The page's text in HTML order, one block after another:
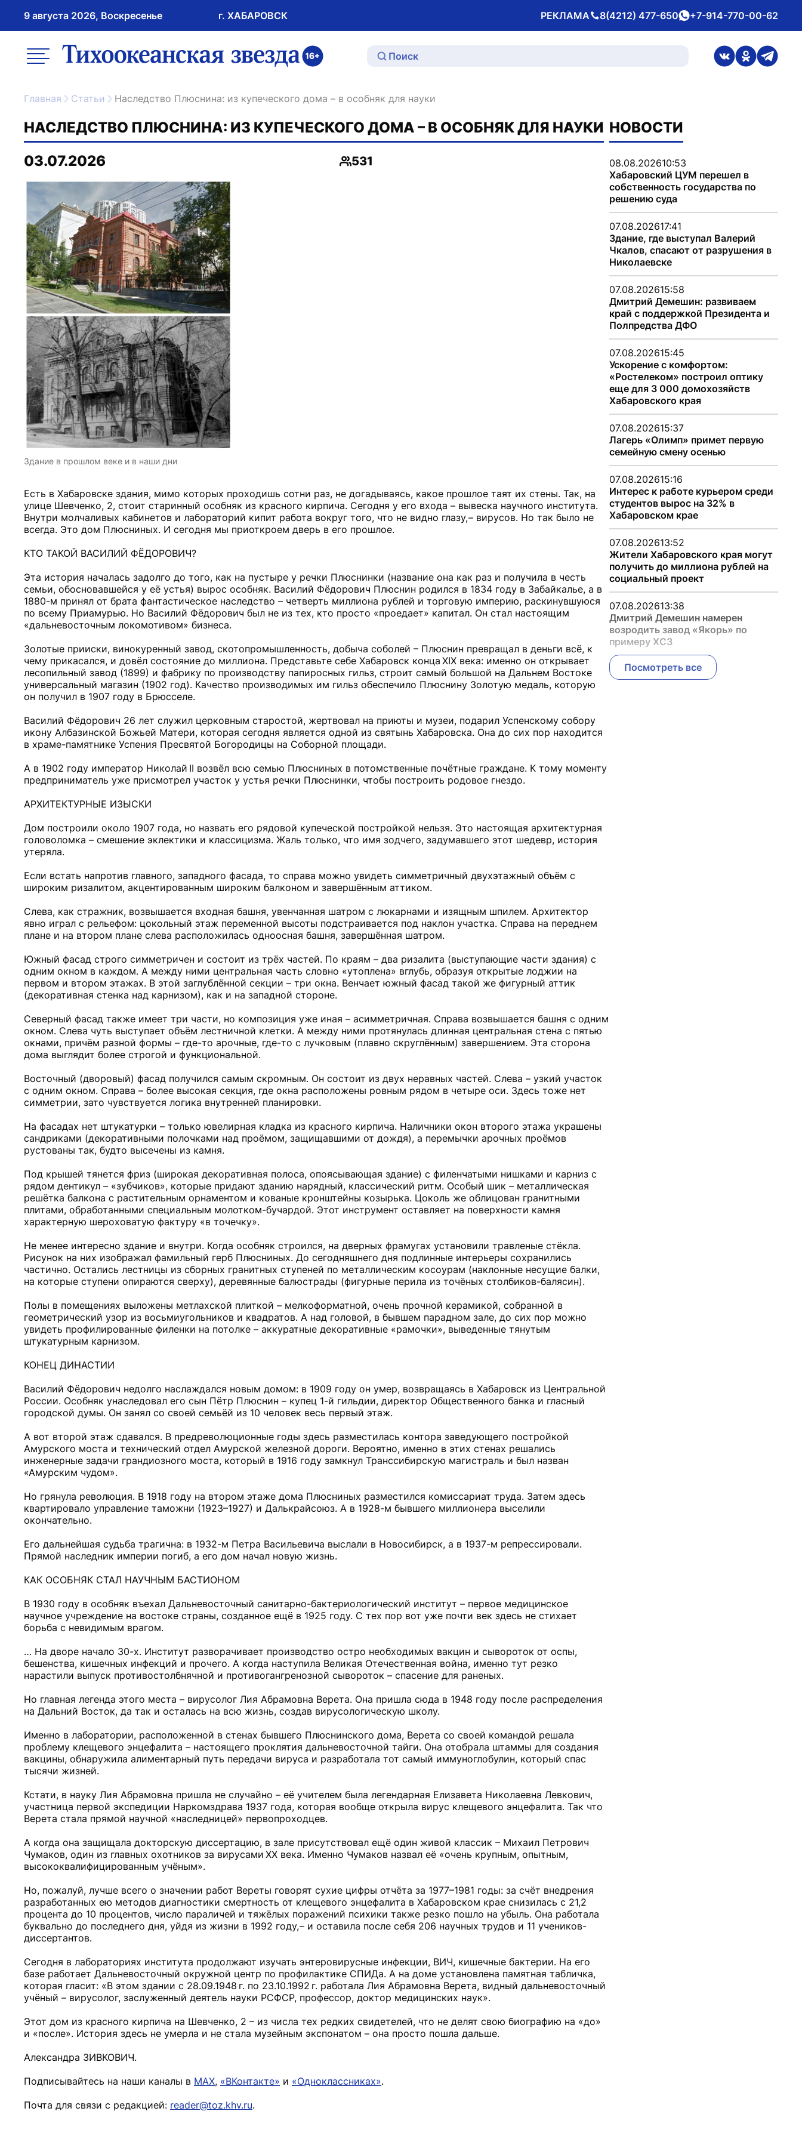
9 августа 2026, Воскресенье г. ХАБАРОВСК РЕКЛАМА
Телефон 8(4212) 477-650whatsApp
+7-914-770-00-62
меню ссылка на главную
ссылка на
ссылка на
Главная Статьи Наследство Плюснина: из купеческого дома – в особняк для науки
НАСЛЕДСТВО ПЛЮСНИНА: ИЗ КУПЕЧЕСКОГО ДОМА – В ОСОБНЯК ДЛЯ НАУКИ
03.07.2026
Просмотры
531
Здание в прошлом веке и в наши дни
Есть в Хабаровске здания, мимо которых проходишь сотни раз, не догадываясь, какое прошлое таят их стены. Так, на
улице Шевченко, 2, стоит старинный особняк из красного кирпича. Сегодня у его входа – вывеска научного института.
Внутри молчаливых кабинетов и лабораторий кипит работа вокруг того, что не видно глазу, – вирусов. Но так было не
всегда. Это дом Плюсниных. И сегодня мы приоткроем дверь в его прошлое.
КТО ТАКОЙ ВАСИЛИЙ ФЁДОРОВИЧ?
Эта история началась задолго до того, как на пустыре у речки Плюснинки (название она как раз и получила в честь
семьи, обосновавшейся у её устья) вырос особняк. Василий Фёдорович Плюснин родился в 1834 году в Забайкалье, а в
1880-м принял от брата фантастическое наследство – четверть миллиона рублей и торговую империю, раскинувшуюся
по всему Приамурью. Но Василий Фёдорович был не из тех, кто просто «проедает» капитал. Он стал настоящим
«дальневосточным локомотивом» бизнеса.
Золотые прииски, винокуренный завод, скотопромышленность, добыча соболей – Плюснин превращал в деньги всё, к
чему прикасался, и довёл состояние до миллиона. Представьте себе Хабаровск конца XIX века: именно он открывает
лесопильный завод (1899) и фабрику по производству папиросных гильз, строит самый большой на Дальнем Востоке
универсальный магазин (1902 год). Качество производимых им гильз обеспечило Плюснину Золотую медаль, которую
он получил в 1907 году в Брюсселе.
Василий Фёдорович 26 лет служил церковным старостой, жертвовал на приюты и музеи, подарил Успенскому собору
икону Албазинской Божьей Матери, которая сегодня является одной из святынь Хабаровска. Она до сих пор находится
в храме-памятнике Успения Пресвятой Богородицы на Соборной площади.
А в 1902 году император Николай II возвёл всю семью Плюсниных в потомственные почётные граждане. К тому моменту
предприниматель уже присмотрел участок у устья речки Плюснинки, чтобы построить родовое гнездо.
АРХИТЕКТУРНЫЕ ИЗЫСКИ
Дом построили около 1907 года, но назвать его рядовой купеческой постройкой нельзя. Это настоящая архитектурная
головоломка – смешение эклектики и классицизма. Жаль только, что имя зодчего, задумавшего этот шедевр, история
утеряла.
Если встать напротив главного, западного фасада, то справа можно увидеть симметричный двухэтажный объём с
широким ризалитом, акцентированным широким балконом и завершённым аттиком.
Слева, как стражник, возвышается входная башня, увенчанная шатром с люкарнами и изящным шпилем. Архитектор
явно играл с рельефом: цокольный этаж переменной высоты подстраивается под наклон участка. Справа на переднем
плане и на втором плане слева расположилась одноосная башня, завершённая шатром.
Южный фасад строго симметричен и состоит из трёх частей. По краям – два ризалита (выступающие части здания) с
одним окном в каждом. А между ними центральная часть словно «утоплена» вглубь, образуя открытые лоджии на
первом и втором этажах. В этой заглублённой секции – три окна. Венчает южный фасад такой же фигурный аттик
(декоративная стенка над карнизом), как и на западной стороне.
Северный фасад также имеет три части, но композиция уже иная – асимметричная. Справа возвышается башня с одним
окном. Слева чуть выступает объём лестничной клетки. А между ними протянулась длинная центральная стена с пятью
окнами, причём разной формы – где-то арочные, где-то с лучковым (плавно скруглённым) завершением. Эта сторона
дома выглядит более строгой и функциональной.
Восточный (дворовый) фасад получился самым скромным. Он состоит из двух неравных частей. Слева – узкий участок
с одним окном. Справа – более высокая секция, где окна расположены ровным рядом в четыре оси. Здесь тоже нет
симметрии, зато чувствуется логика внутренней планировки.
На фасадах нет штукатурки – только ювелирная кладка из красного кирпича. Наличники окон второго этажа украшены
сандриками (декоративными полочками над проёмом, защищавшими от дождя), а перемычки арочных проёмов
рустованы так, будто высечены из камня.
Под крышей тянется фриз (широкая декоративная полоса, опоясывающая здание) с филенчатыми нишками и карниз с
рядом дентикул – «зубчиков», которые придают зданию нарядный, классический ритм. Особый шик – металлическая
решётка балкона с растительным орнаментом и кованые кронштейны козырька. Цоколь же облицован гранитными
плитами, обработанными специальным молотком-бучардой. Этот инструмент оставляет на поверхности камня
характерную шероховатую фактуру «в точечку».
Не менее интересно здание и внутри. Когда особняк строился, на дверных фрамугах установили травленые стёкла.
Рисунок на них изображал фамильный герб Плюсниных. До сегодняшнего дня подлинные интерьеры сохранились
частично. Остались лестницы из сборных гранитных ступеней по металлическим косоурам (наклонные несущие балки,
на которые ступени опираются сверху), деревянные балюстрады (фигурные перила из точёных столбиков-балясин).
Полы в помещениях выложены метлахской плиткой – мелкоформатной, очень прочной керамикой, собранной в
геометрический узор из восьмиугольников и квадратов. А над головой, в бывшем парадном зале, до сих пор можно
увидеть профилированные филенки на потолке – аккуратные декоративные «рамочки», выведенные тянутым
штукатурным карнизом.
КОНЕЦ ДИНАСТИИ
Василий Фёдорович недолго наслаждался новым домом: в 1909 году он умер, возвращаясь в Хабаровск из Центральной
России. Особняк унаследовал его сын Пётр Плюснин – купец 1-й гильдии, директор Общественного банка и гласный
городской думы. Он занял со своей семьёй из 10 человек весь первый этаж.
А вот второй этаж сдавался. В предреволюционные годы здесь разместилась контора заведующего постройкой
Амурского моста и технический отдел Амурской железной дороги. Вероятно, именно в этих стенах решались
инженерные задачи грандиозного моста, который в 1916 году замкнул Транссибирскую магистраль и был назван
«Амурским чудом».
Но грянула революция. В 1918 году на втором этаже дома Плюсниных разместился комиссариат труда. Затем здесь
квартировало управление таможни (1923–1927) и Далькрайсоюз. А в 1928-м бывшего миллионера выселили
окончательно.
Его дальнейшая судьба трагична: в 1932-м Петра Васильевича выслали в Новосибирск, а в 1937-м репрессировали.
Прямой наследник империи погиб, а его дом начал новую жизнь.
КАК ОСОБНЯК СТАЛ НАУЧНЫМ БАСТИОНОМ
В 1930 году в особняк въехал Дальневосточный санитарно-бактериологический институт – первое медицинское
научное учреждение на востоке страны, созданное ещё в 1925 году. С тех пор вот уже почти век здесь не стихает
борьба с невидимым врагом.
… На дворе начало 30-х. Институт разворачивает производство остро необходимых вакцин и сывороток от оспы,
бешенства, кишечных инфекций и прочего. А когда наступила Великая Отечественная война, именно тут резко
нарастили выпуск противостолбнячной и противогангренозной сывороток – спасение для раненых.
Но главная легенда этого места – вирусолог Лия Абрамовна Верета. Она пришла сюда в 1948 году после распределения
на Дальний Восток, да так и осталась на всю жизнь, создав вирусологическую школу.
Именно в лаборатории, расположенной в стенах бывшего Плюснинского дома, Верета со своей командой решала
проблему клещевого энцефалита – настоящего проклятия дальневосточной тайги. Она отобрала штаммы для создания
вакцины, обнаружила алиментарный путь передачи вируса и разработала тот самый иммуноглобулин, который спас
тысячи жизней.
Кстати, в науку Лия Абрамовна пришла не случайно – её учителем была легендарная Елизавета Николаевна Левкович,
участница первой экспедиции Наркомздрава 1937 года, которая вообще открыла вирус клещевого энцефалита. Так что
Верета стала прямой научной «наследницей» первопроходцев.
А когда она защищала докторскую диссертацию, в зале присутствовал ещё один живой классик – Михаил Петрович
Чумаков, один из главных охотников за вирусами XX века. Именно Чумаков назвал её «очень крупным, опытным,
высококвалифицированным учёным».
Но, пожалуй, лучше всего о значении работ Вереты говорят сухие цифры отчёта за 1977–1981 годы: за счёт внедрения
разработанных ею методов диагностики смертность от клещевого энцефалита в Хабаровском крае снизилась с 21,2
процента до 10 процентов, число параличей и тяжёлых поражений психики также резко пошло на убыль. Она работала
буквально до последнего дня, уйдя из жизни в 1992 году, – и оставила после себя 206 научных трудов и 11 учеников-
диссертантов.
Сегодня в лабораториях института продолжают изучать энтеровирусные инфекции, ВИЧ, кишечные бактерии. На его
базе работает Дальневосточный окружной центр по профилактике СПИДа. А на доме установлена памятная табличка,
которая гласит: «В этом здании с 28.09.1948 г. по 23.10.1992 г. работала Лия Абрамовна Верета, видный дальневосточный
учёный – вирусолог, заслуженный деятель науки РСФСР, профессор, доктор медицинских наук».
Этот дом из красного кирпича на Шевченко, 2 – из числа тех редких свидетелей, что не делят свою биографию на «до»
и «после». История здесь не умерла и не стала музейным экспонатом – она просто пошла дальше.
Александра ЗИВКОВИЧ.
Подписывайтесь на наши каналы в MAX, «ВКонтакте» и «Одноклассниках».
Почта для связи с редакцией: reader@toz.khv.ru.
НОВОСТИ
08.08.202610:53
Хабаровский ЦУМ перешел в
собственность государства по
решению суда
07.08.202617:41
Здание, где выступал Валерий
Чкалов, спасают от разрушения в
Николаевске
07.08.202615:58
Дмитрий Демешин: развиваем
край с поддержкой Президента и
Полпредства ДФО
07.08.202615:45
Ускорение с комфортом:
«Ростелеком» построил оптику
еще для 3 000 домохозяйств
Хабаровского края
07.08.202615:37
Лагерь «Олимп» примет первую
семейную смену осенью
07.08.202615:16
Интерес к работе курьером среди
студентов вырос на 32% в
Хабаровском крае
07.08.202613:52
Жители Хабаровского края могут
получить до миллиона рублей на
социальный проект
07.08.202613:38
Дмитрий Демешин намерен
возродить завод «Якорь» по
примеру ХСЗ
Посмотреть все